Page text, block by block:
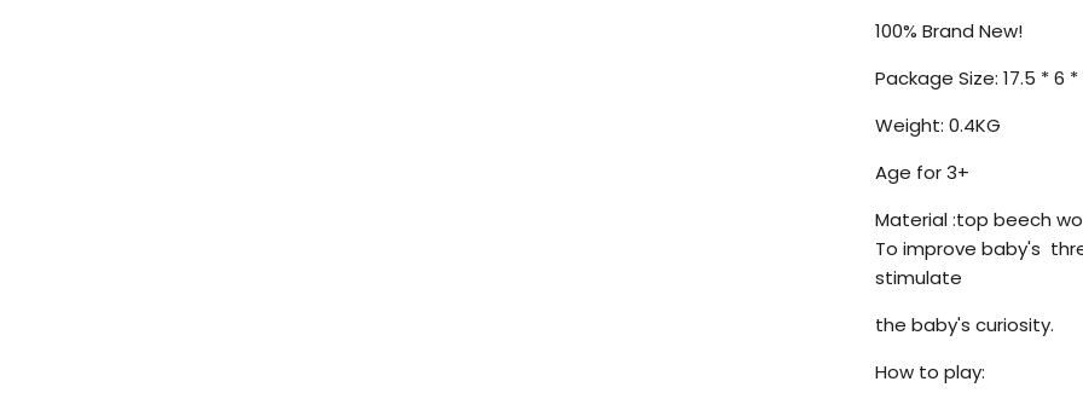
100% Brand New!
Package Size: 17.5 * 6 *
Weight: 0.4KG
Age for 3+
Material :top beech
To improve baby's
stimulate
the baby's curiosity.
How to play: